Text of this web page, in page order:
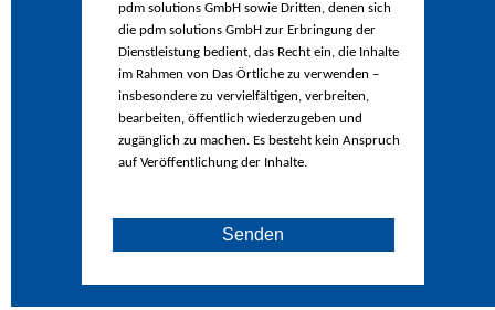
pdm solutions GmbH sowie Dritten, denen sich
die pdm solutions GmbH zur Erbringung der
Dienstleistung bedient, das Recht ein, die Inhalte
im Rahmen von Das Örtliche zu verwenden –
insbesondere zu vervielfältigen, verbreiten,
bearbeiten, öffentlich wiederzugeben und
zugänglich zu machen. Es besteht kein Anspruch
auf Veröffentlichung der Inhalte.
Senden